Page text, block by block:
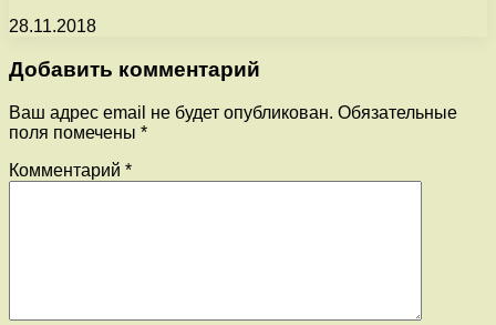
28.11.2018
Добавить комментарий
Ваш адрес email не будет опубликован. Обязательные
поля помечены *
Комментарий *